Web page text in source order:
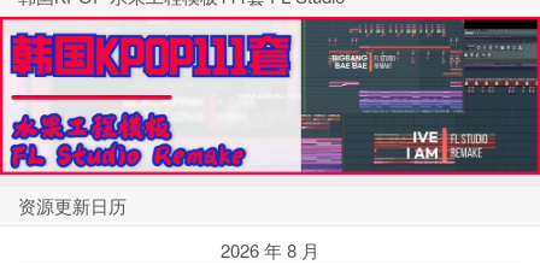
资源更新日历
2026 年 8 月